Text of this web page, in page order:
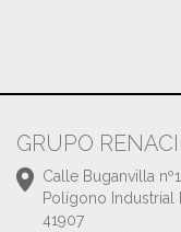
GRUPO
Calle Buganvilla nº1
Polígono Industrial
41907